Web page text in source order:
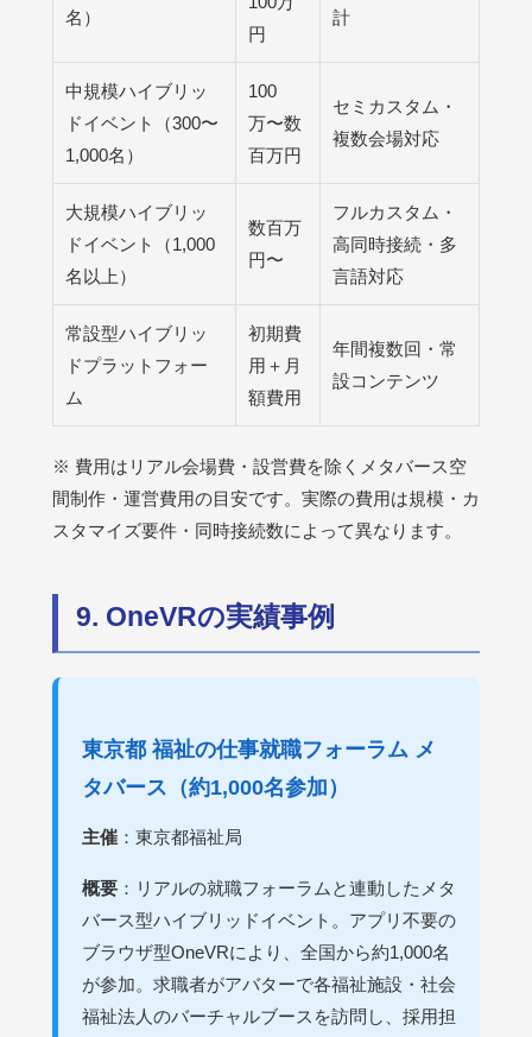
名）
円
計
中規模ハイブリッ
ドイベント（300〜
1,000名）
100
万〜数
百万円
セミカスタム・
複数会場対応
大規模ハイブリッ
ドイベント（1,000
名以上）
数百万
円〜
フルカスタム・
高同時接続・多
言語対応
常設型ハイブリッ
ドプラットフォー
ム
初期費
用＋月
額費用
年間複数回・常
設コンテンツ
※ 費用はリアル会場費・設営費を除くメタバース空
間制作・運営費用の目安です。実際の費用は規模・カ
スタマイズ要件・同時接続数によって異なります。
9. OneVRの実績事例
東京都 福祉の仕事就職フォーラム メ
タバース（約1,000名参加）
主催 ：東京都福祉局
概要 ：リアルの就職フォーラムと連動したメタ
バース型ハイブリッドイベント。アプリ不要の
ブラウザ型OneVRにより、全国から約1,000名
が参加。求職者がアバターで各福祉施設・社会
福祉法人のバーチャルブースを訪問し、採用担